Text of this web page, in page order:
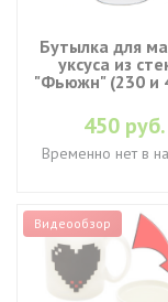
Бутылка для
уксуса из
"Фьюжн" (230 и
450 руб.
Временно нет в
Видеообзор